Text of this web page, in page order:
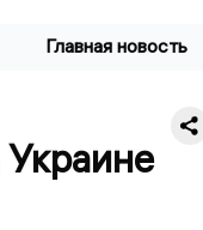
Главная новость